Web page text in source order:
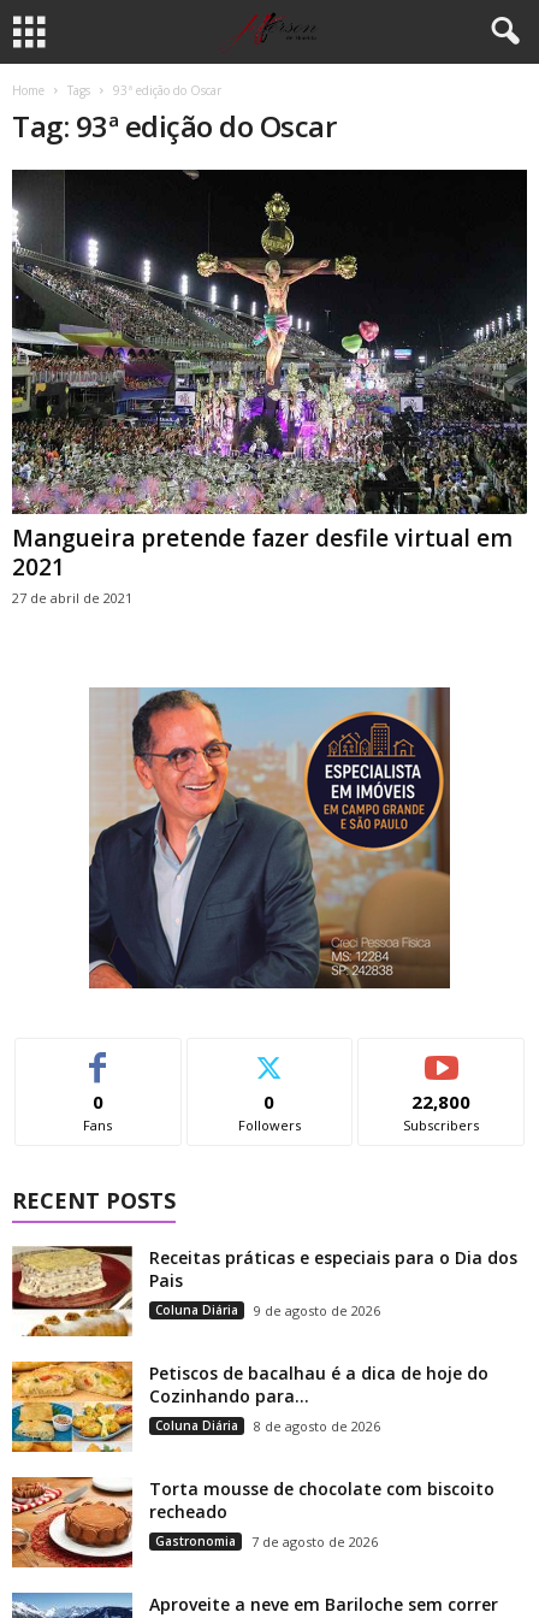
Home Tags 93ª edição do Oscar
Tag: 93ª edição do Oscar
Mangueira pretende fazer desfile virtual em
2021
27 de abril de 2021
0
Fans
0
Followers
22,800
Subscribers
RECENT POSTS
Receitas práticas e especiais para o Dia dos
Pais
Coluna Diária 9 de agosto de 2026
Petiscos de bacalhau é a dica de hoje do
Cozinhando para...
Coluna Diária 8 de agosto de 2026
Torta mousse de chocolate com biscoito
recheado
Gastronomia 7 de agosto de 2026
Aproveite a neve em Bariloche sem correr